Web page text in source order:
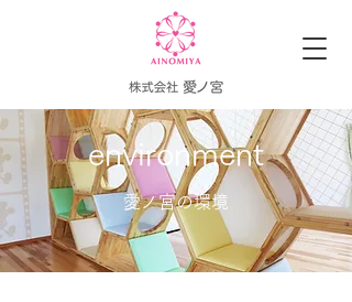
environment
​​愛ノ宮の環境